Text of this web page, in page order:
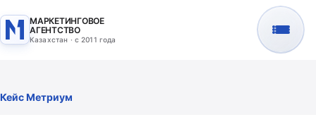
МАРКЕТИНГОВОЕ
АГЕНТСТВО
Казахстан · с 2011 года
Кейс Метриум